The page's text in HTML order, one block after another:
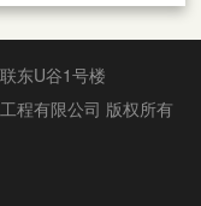
东U谷1号楼
程有限公司 版权所有